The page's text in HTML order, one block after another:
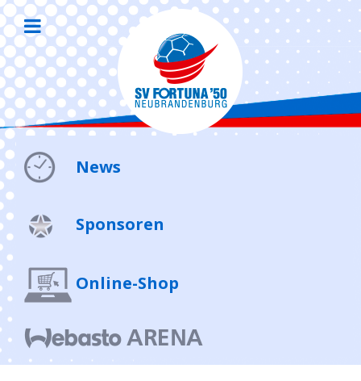
News
Sponsoren
Online-Shop